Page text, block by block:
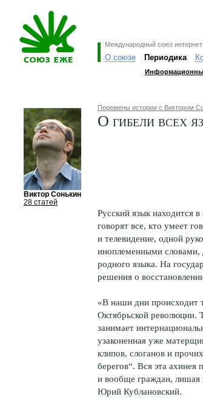
Международный союз
О союзе Периодика
Виктор Сонькин
28 статей
Перемены истории с Виктором
О гибели всех
Русский язык находится
говорят все, кто умеет
и телевидение, одной
иноплеменными словами,
родного языка. На
решения о
«В наши дни происходит
Октябрьской революции.
занимает
узаконенная уже
клипов, слоганов и
берегов“. Вся эта ахинея
и вообще граждан, лишая
Юрий Кублановский.